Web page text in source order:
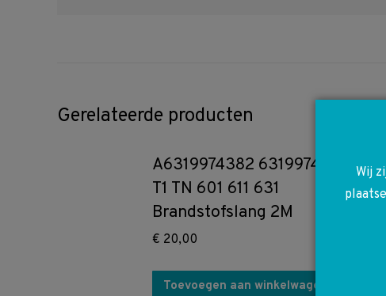
Gerelateerde producten
A6319974382 6319974382
T1 TN 601 611 631
Brandstofslang 2M
€ 20,00
Toevoegen aan winkelwagen
Wij